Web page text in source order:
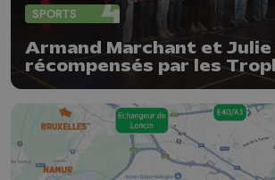
SPORTS
Armand Marchant et Julie
récompensés par les
sport de la Province de